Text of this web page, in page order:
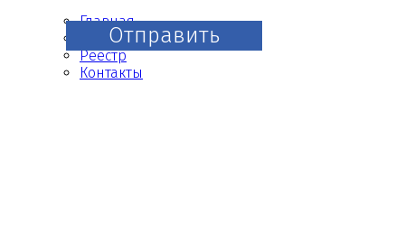
Отправить
Главная
О нас
Реестр
Контакты